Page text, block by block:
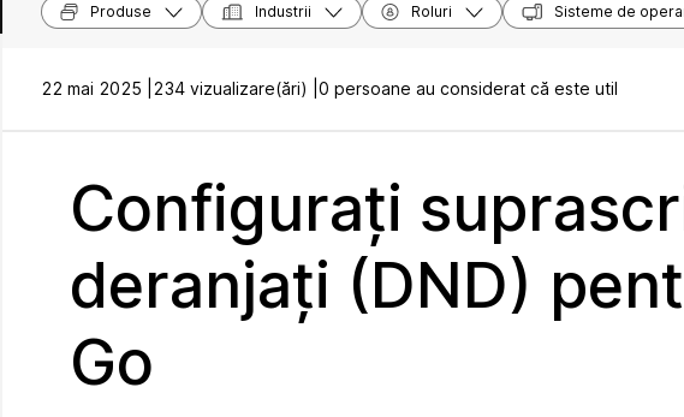
Produse Industrii Roluri Sisteme de
22 mai 2025 | 234 vizualizare(ări) | 0 persoane au considerat că este util
Configurați
deranjați (DND)
Go